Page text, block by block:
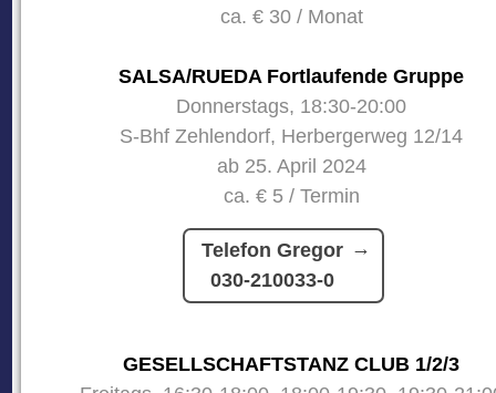
ca. € 30 / Monat
SALSA/RUEDA Fortlaufende Gruppe
Donnerstags, 18:30-20:00
S-Bhf Zehlendorf, Herbergerweg 12/14
ab 25. April 2024
ca. € 5 / Termin
Telefon Gregor
030-210033-0
GESELLSCHAFTSTANZ CLUB 1/2/3